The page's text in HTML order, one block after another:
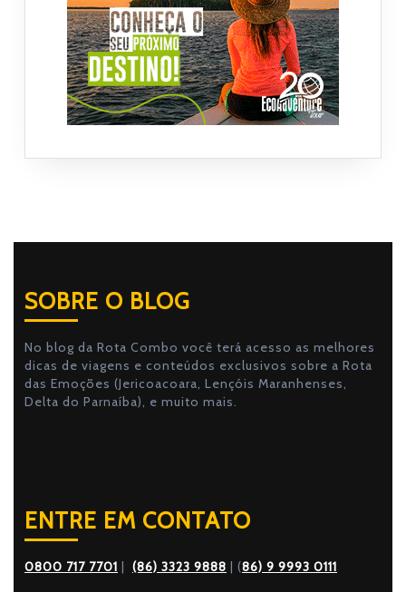
SOBRE O BLOG
No blog da Rota Combo você terá acesso as melhores
dicas de viagens e conteúdos exclusivos sobre a Rota
das Emoções (Jericoacoara, Lençóis Maranhenses,
Delta do Parnaíba), e muito mais.
ENTRE EM CONTATO
0800 717 7701 | (86) 3323 9888 | (86) 9 9993 0111